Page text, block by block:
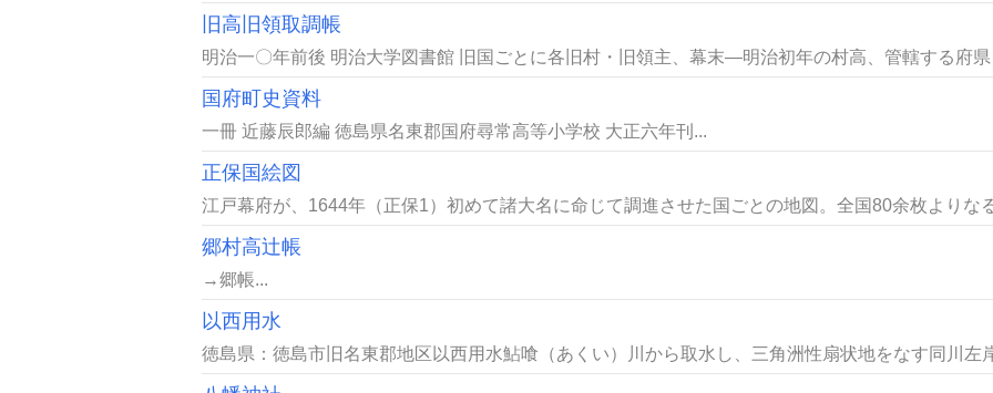
旧高旧領取調帳
明治一〇年前後 明治大学図書館 旧国ごとに各旧村・旧領主、幕末―明治初年の村高、管轄する府
国府町史資料
一冊 近藤辰郎編 徳島県名東郡国府尋常高等小学校 大正六年刊...
正保国絵図
江戸幕府が、1644年（正保1）初めて諸大名に命じて調進させた国ごとの地図。全国80余枚よりな
郷村高辻帳
→郷帳...
以西用水
徳島県：徳島市旧名東郡地区以西用水鮎喰（あくい）川から取水し、三角洲性扇状地をなす同川左